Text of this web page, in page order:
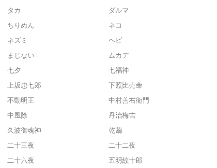
タカ
ダルマ
ちりめん
ネコ
ネズミ
ヘビ
まじない
ムカデ
七夕
七福神
上坂忠七郎
下照比売命
不動明王
中村善右衛門
中風除
丹治梅吉
久波御魂神
乾繭
二十三夜
二十二夜
二十六夜
五明紋十郎